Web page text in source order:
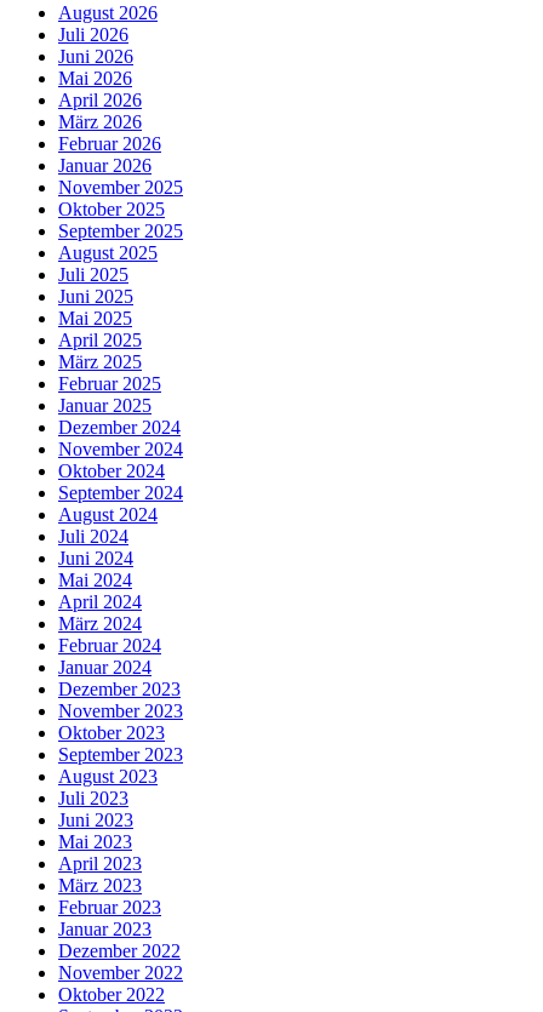
August 2026
Juli 2026
Juni 2026
Mai 2026
April 2026
März 2026
Februar 2026
Januar 2026
November 2025
Oktober 2025
September 2025
August 2025
Juli 2025
Juni 2025
Mai 2025
April 2025
März 2025
Februar 2025
Januar 2025
Dezember 2024
November 2024
Oktober 2024
September 2024
August 2024
Juli 2024
Juni 2024
Mai 2024
April 2024
März 2024
Februar 2024
Januar 2024
Dezember 2023
November 2023
Oktober 2023
September 2023
August 2023
Juli 2023
Juni 2023
Mai 2023
April 2023
März 2023
Februar 2023
Januar 2023
Dezember 2022
November 2022
Oktober 2022